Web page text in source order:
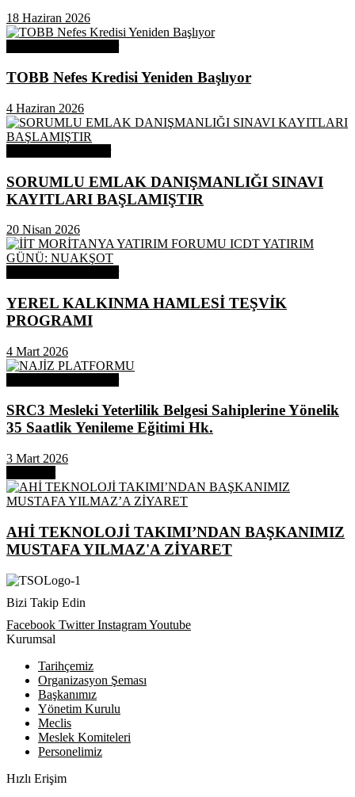
18 Haziran 2026
TOBB Nefes Kredisi Yeniden Başlıyor
4 Haziran 2026
SORUMLU EMLAK DANIŞMANLIĞI SINAVI
KAYITLARI BAŞLAMIŞTIR
20 Nisan 2026
YEREL KALKINMA HAMLESİ TEŞVİK
PROGRAMI
4 Mart 2026
SRC3 Mesleki Yeterlilik Belgesi Sahiplerine Yönelik
35 Saatlik Yenileme Eğitimi Hk.
3 Mart 2026
AHİ TEKNOLOJİ TAKIMI’NDAN BAŞKANIMIZ
MUSTAFA YILMAZ'A ZİYARET
Bizi Takip Edin
Facebook Twitter InstagramYoutube
Kurumsal
Tarihçemiz
Organizasyon Şeması
Başkanımız
Yönetim Kurulu
Meclis
Meslek Komiteleri
Personelimiz
Hızlı Erişim